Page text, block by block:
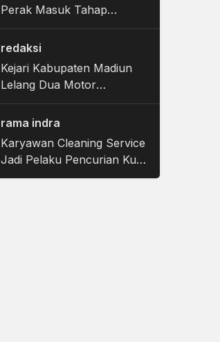
Perak Masuk Tahap
Tuntutan, JPU Nyatakan
Uang Pengganti Nihil
redaksi
Kejari Kabupaten Madiun
Lelang Dua Motor
Rampasan Negara,
Penawaran Dibuka 11
rama indra
Karyawan Cleaning Service
Jadi Pelaku Pencurian Kursi
Taman Surabaya Pakai